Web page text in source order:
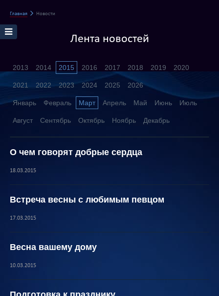
Главная Новости
Лента новостей
2013 2014 2015 2016 2017 2018 2019 2020
2021 2022 2023 2024 2025 2026
Январь Февраль Март Апрель Май Июнь Июль
Август Сентябрь Октябрь Ноябрь Декабрь
О чем говорят добрые сердца
18.03.2015
Встреча весны с любимым певцом
17.03.2015
Весна вашему дому
10.03.2015